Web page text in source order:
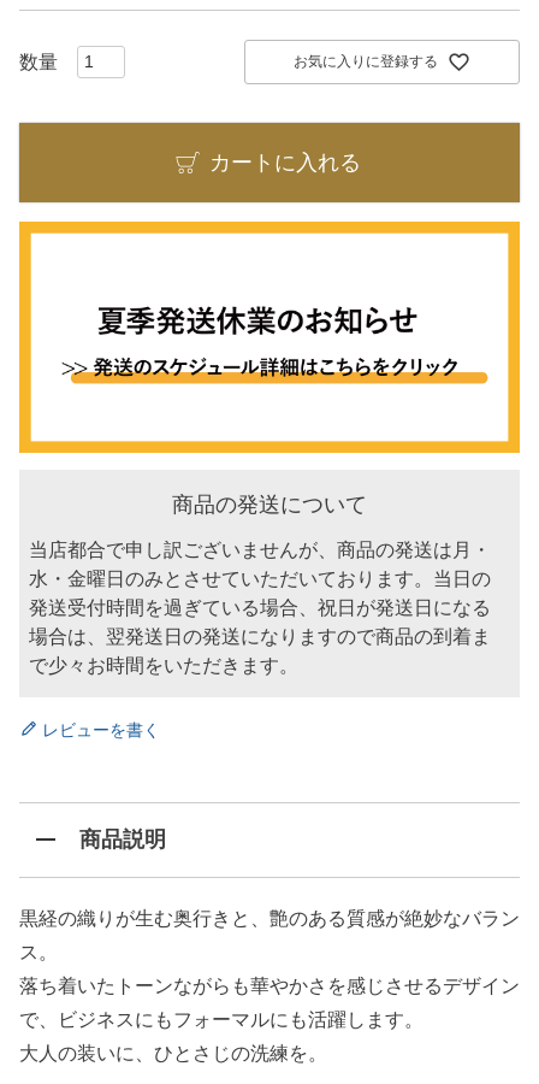
お気に入りに登録する
カートに入れる
商品の発送について
当店都合で申し訳ございませんが、商品の発送は月・
水・金曜日のみとさせていただいております。当日の
発送受付時間を過ぎている場合、祝日が発送日になる
場合は、翌発送日の発送になりますので商品の到着ま
で少々お時間をいただきます。
レビューを書く
商品説明
黒経の織りが生む奥行きと、艶のある質感が絶妙なバラン
ス。
落ち着いたトーンながらも華やかさを感じさせるデザイン
で、ビジネスにもフォーマルにも活躍します。
大人の装いに、ひとさじの洗練を。